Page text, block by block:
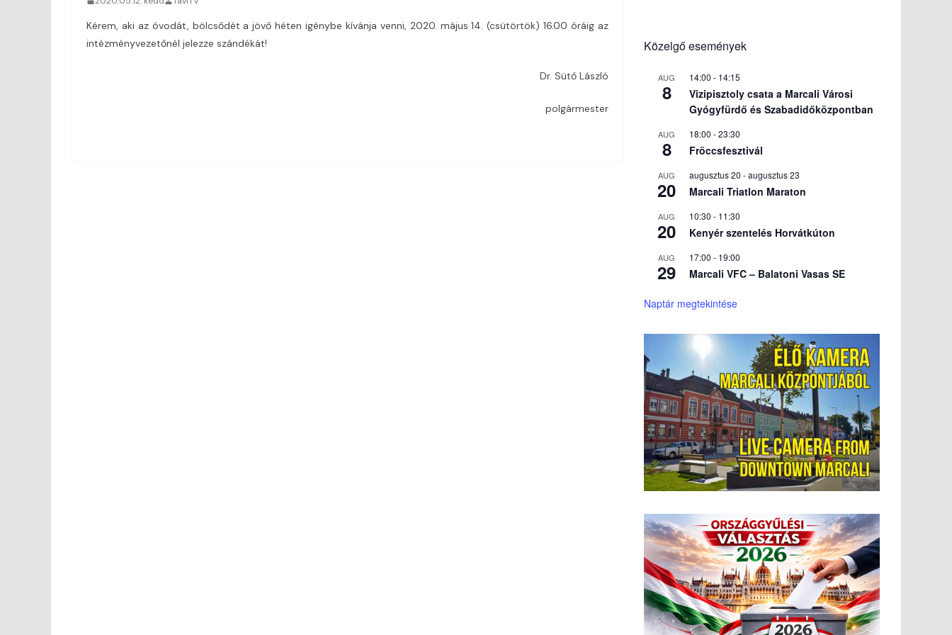
Kérem, aki az óvodát, bölcsődét a jövő héten igénybe kívánja venni, 2020. május 14. (csütörtök) 16.00 óráig az
intézményvezetőnél jelezze szándékát!
Dr. Sütő László
polgármester
Közelgő események
AUG
8
14:00 - 14:15
Vizipisztoly csata a Marcali Városi
Gyógyfürdő és Szabadidőközpontban
AUG
8
18:00 -23:30
Fröccsfesztivál
AUG
20
augusztus 20 -augusztus 23
Marcali Triatlon Maraton
AUG
20
10:30 - 11:30
Kenyér szentelés Horvátkúton
AUG
29
17:00 - 19:00
Marcali VFC – Balatoni Vasas SE
Naptár megtekintése